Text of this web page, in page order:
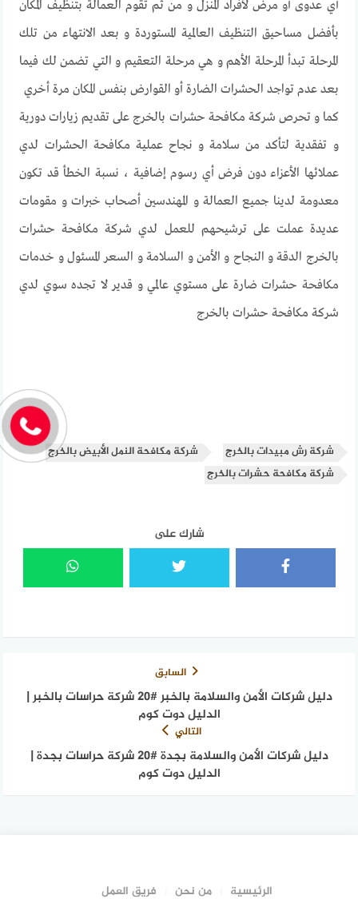
أي عدوى أو مرض لأفراد المنزل و من ثم تقوم العمالة بتنظيف المكان
بأفضل مساحيق التنظيف العالمية المستوردة و بعد الانتهاء من تلك
المرحلة تبدأ المرحلة الأهم و هي مرحلة التعقيم و التي تضمن لك فيما
بعد عدم تواجد الحشرات الضارة أو القوارض بنفس المكان مرة أخري
كما و تحرص شركة مكافحة حشرات بالخرج على تقديم زيارات دورية
و تفقدية لتأكد من سلامة و نجاح عملية مكافحة الحشرات لدي
عملائها الأعزاء دون فرض أي رسوم إضافية ، نسبة الخطأ قد تكون
معدومة لدينا جميع العمالة و المهندسين أصحاب خبرات و مقومات
عديدة عملت على ترشيحهم للعمل لدي شركة مكافحة حشرات
بالخرج الدقة و النجاح و الأمن و السلامة و السعر المسئول و خدمات
مكافحة حشرات ضارة على مستوي عالمي و قدير لا تجده سوي لدي
شركة مكافحة حشرات بالخرج
شركة رش مبيدات بالخرج
شركة مكافحة النمل الأبيض بالخرج
شركة مكافحة حشرات بالخرج
شارك على
السابق
دليل شركات الأمن والسلامة بالخبر #20 شركة حراسات بالخبر |
الدليل دوت كوم
التالي
دليل شركات الأمن والسلامة بجدة #20 شركة حراسات بجدة |
الدليل دوت كوم
الرئيسية من نحن فريق العمل